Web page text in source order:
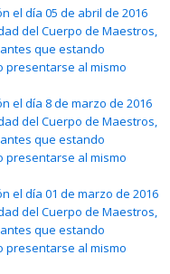
el día 05 de abril de 2016
del Cuerpo de Maestros,
que estando
presentarse al mismo
el día 8 de marzo de 2016
del Cuerpo de Maestros,
que estando
presentarse al mismo
el día 01 de marzo de 2016
del Cuerpo de Maestros,
que estando
presentarse al mismo